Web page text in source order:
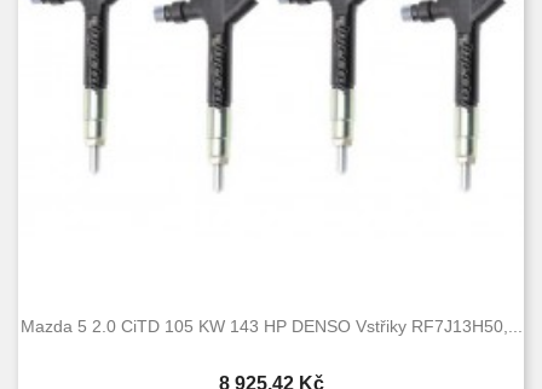
Mazda 5 2.0 CiTD 105 KW 143 HP DENSO Vstřiky RF7J13H50,...
Cena
8 925,42 Kč